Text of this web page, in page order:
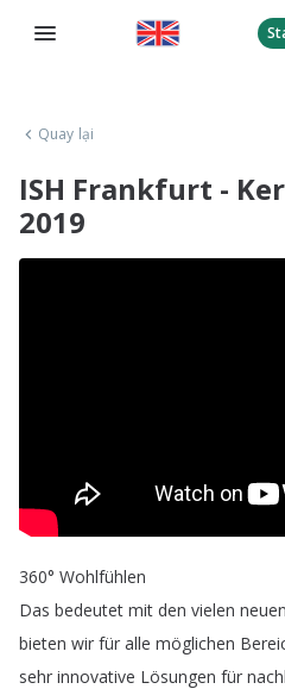
Quay lại
ISH Frankfurt -
2019
360° Wohlfühlen
Das bedeutet mit den vielen neuen
bieten wir für alle möglichen
sehr innovative Lösungen für